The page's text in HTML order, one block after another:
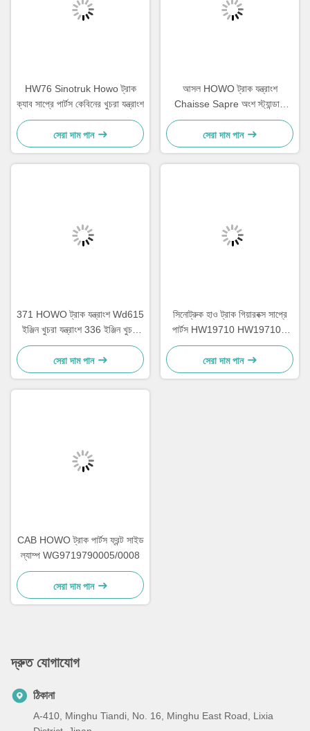
HW76 Sinotruk Howo ট্রাক
ক্যাব সাপ্রে পার্টস কেবিনের খুচরা যন্ত্রাংশ
সেরা দাম পান
আসল HOWO ট্রাক যন্ত্রাংশ
Chaisse Sapre অংশ স্ট্যান্ডার্ড
আকার
সেরা দাম পান
371 HOWO ট্রাক যন্ত্রাংশ Wd615
ইঞ্জিন খুচরা যন্ত্রাংশ 336 ইঞ্জিন খুচরা
যন্ত্রাংশ
সেরা দাম পান
সিনোট্রুক হাও ট্রাক গিয়ারবক্স সাপ্রে
পার্টস HW19710 HW19710T
HW19712
সেরা দাম পান
CAB HOWO ট্রাক পার্টস ফ্রন্ট সাইড
ল্যাম্প WG9719790005/0008
সেরা দাম পান
দ্রুত যোগাযোগ
ঠিকানা
A-410, Minghu Tiandi, No. 16, Minghu East Road, Lixia